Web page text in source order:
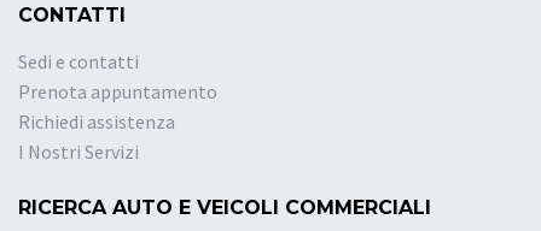
CONTATTI
Sedi e contatti
Prenota appuntamento
Richiedi assistenza
I Nostri Servizi
RICERCA AUTO E VEICOLI COMMERCIALI